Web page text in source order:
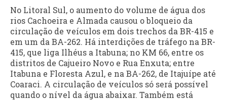
No Litoral Sul, o aumento do volume de água dos
rios Cachoeira e Almada causou o bloqueio da
circulação de veículos em dois trechos da BR-415 e
em um da BA-262. Há interdições de tráfego na BR-
415, que liga Ilhéus a Itabuna; no KM 66, entre os
distritos de Cajueiro Novo e Rua Enxuta; entre
Itabuna e Floresta Azul, e na BA-262, de Itajuípe até
Coaraci. A circulação de veículos só será possível
quando o nível da água abaixar. Também está